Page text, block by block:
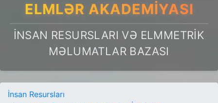
ELMLƏR AKADEMIYASI
İNSAN RESURSLARI VƏ ELMMETRIK
MƏLUMATLAR BAZASI
İnsan Resursları